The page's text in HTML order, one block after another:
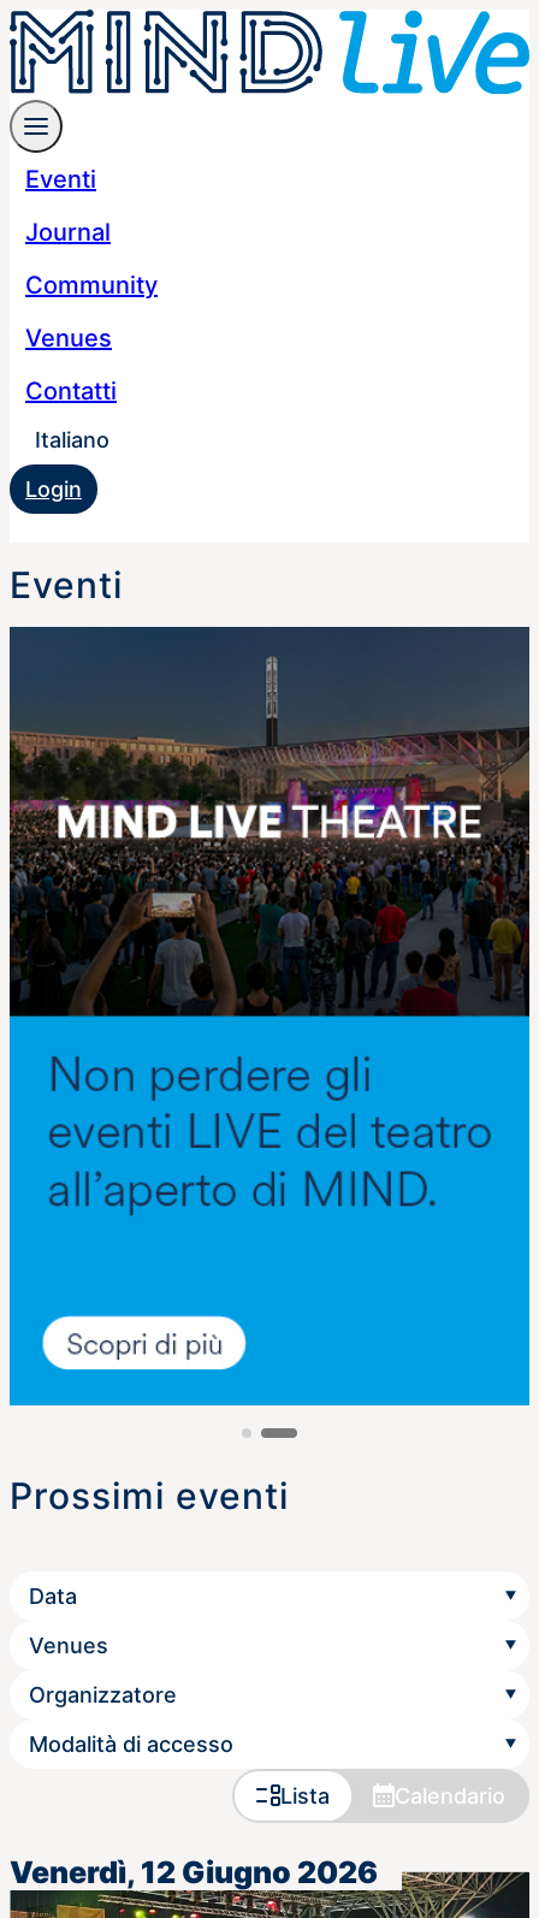
Eventi
Journal
Community
Venues
Contatti
Italiano
Login
Eventi
Prossimi eventi
Lista Calendario
Venerdì, 12 Giugno 2026